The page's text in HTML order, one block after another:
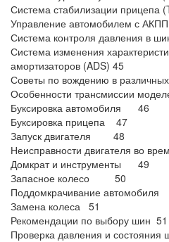
Система стабилизации
Управление автомобилем с
Система контроля давления в
Система изменения
амортизаторов (ADS) 45
Советы по вождению в
Особенности трансмиссии
Буксировка автомобиля 46
Буксировка прицепа 47
Запуск двигателя 48
Неисправности двигателя во
Домкрат и инструменты 49
Запасное колесо 50
Поддомкрачивание
Замена колеса 51
Рекомендации по выбору шин 51
Проверка давления и